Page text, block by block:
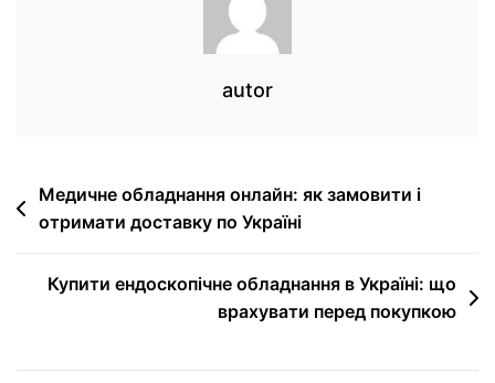
autor
Медичне обладнання онлайн: як замовити і
отримати доставку по Україні
Купити ендоскопічне обладнання в Україні: що
врахувати перед покупкою